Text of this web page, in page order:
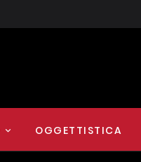
OGGETTISTICA